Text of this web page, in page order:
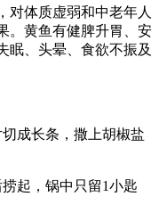
体质虚弱和中老年人
。黄鱼有健脾升胃、安
眠、头晕、食欲不振及
成长条，撒上胡椒盐
起，锅中只留1小匙